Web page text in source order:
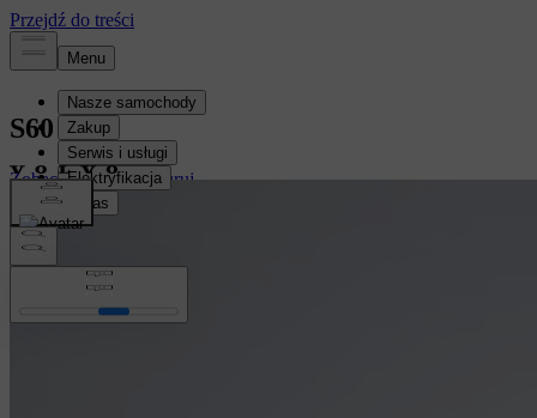
S60
Zobacz stockKonfiguruj
Konfiguruj Zobacz stock